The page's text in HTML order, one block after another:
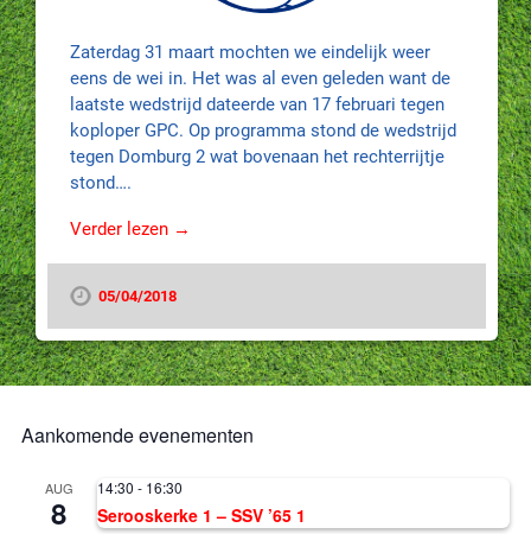
Zaterdag 31 maart mochten we eindelijk weer
eens de wei in. Het was al even geleden want de
laatste wedstrijd dateerde van 17 februari tegen
koploper GPC. Op programma stond de wedstrijd
tegen Domburg 2 wat bovenaan het rechterrijtje
stond….
Verder lezen →
05/04/2018
Aankomende evenementen
AUG
8
14:30 - 16:30
Serooskerke 1 – SSV ’65 1